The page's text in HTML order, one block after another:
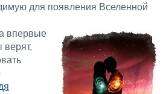
для появления Вселенной
впервые
верят,